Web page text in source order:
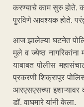
करण्याचे काम सुरु होते.
पुरविणे आवश्यक होते. परंतु
आज झालेल्या घटनेत
मुले व ज्येष्ठ नागरिकांना
याबाबत पोलीस
प्रकरणी शिक्रापूर
आरएसएसच्या
डॉ. वाघमारे यांनी केला.